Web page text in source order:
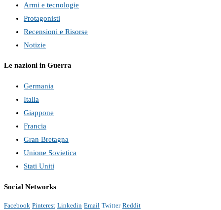
Armi e tecnologie
Protagonisti
Recensioni e Risorse
Notizie
Le nazioni in Guerra
Germania
Italia
Giappone
Francia
Gran Bretagna
Unione Sovietica
Stati Uniti
Social Networks
Facebook Pinterest Linkedin Email Twitter Reddit